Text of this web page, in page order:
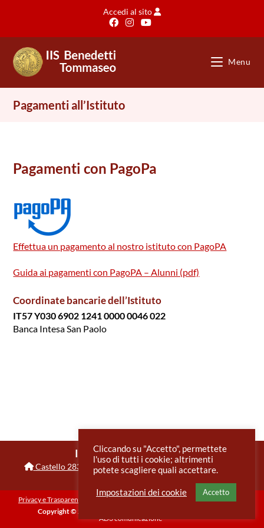
Accedi al sito
Menu
Pagamenti all’Istituto
Pagamenti con PagoPa
Effettua un pagamento al nostro istituto con PagoPA
Guida ai pagamenti con PagoPA – Alunni (pdf)
Coordinate bancarie dell’Istituto
IT57 Y030 6902 1241 0000 0046 022
Banca Intesa San Paolo
IIS Benedetti Tommaseo
Castello 2835 30122 Venezia VE
0415225369
veis026004@istruzione.it
Privacy e Trasparenza Informativa sui cookie
Note legali e accessibilità
Copyright © 2026 IIS Benedetti Tommaseo
AD3 comunicazione
Cliccando su "Accetto", permettete
l'uso di tutti i cookie; altrimenti
potete scagliere quali accettare.
Impostazioni dei cookie Accetto